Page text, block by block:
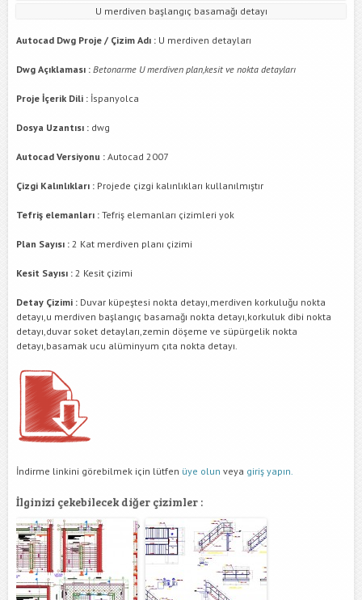
U merdiven başlangıç basamağı detayı
Autocad Dwg Proje / Çizim Adı : U merdiven detayları
Dwg Açıklaması : Betonarme U merdiven plan,kesit ve nokta detayları
Proje İçerik Dili : İspanyolca
Dosya Uzantısı : dwg
Autocad Versiyonu : Autocad 2007
Çizgi Kalınlıkları : Projede çizgi kalınlıkları kullanılmıştır
Tefriş elemanları : Tefriş elemanları çizimleri yok
Plan Sayısı : 2 Kat merdiven planı çizimi
Kesit Sayısı : 2 Kesit çizimi
Detay Çizimi : Duvar küpeştesi nokta detayı,merdiven korkuluğu nokta
detayı,u merdiven başlangıç basamağı nokta detayı,korkuluk dibi nokta
detayı,duvar soket detayları,zemin döşeme ve süpürgelik nokta
detayı,basamak ucu alüminyum çıta nokta detayı.
İndirme linkini görebilmek için lütfen üye olun veya giriş yapın.
İlginizi çekebilecek diğer çizimler :